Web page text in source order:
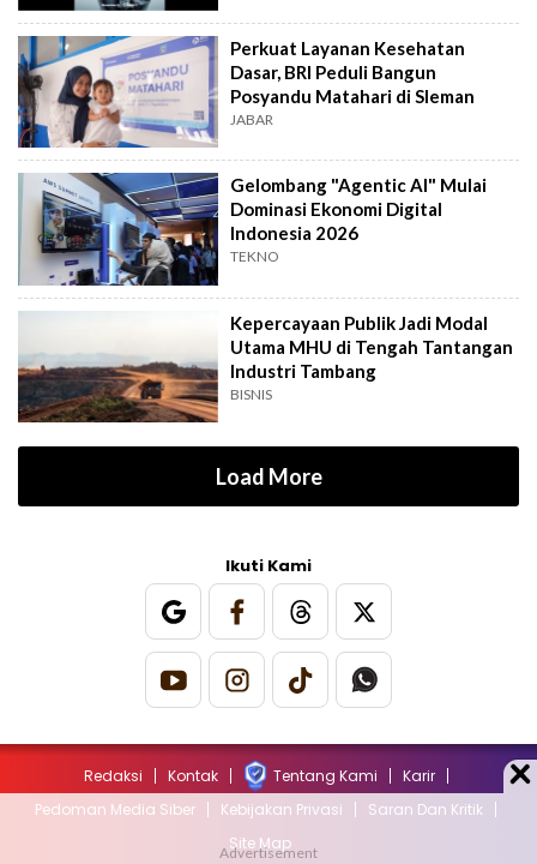
Perkuat Layanan Kesehatan
Dasar, BRI Peduli Bangun
Posyandu Matahari di Sleman
JABAR
Gelombang "Agentic AI" Mulai
Dominasi Ekonomi Digital
Indonesia 2026
TEKNO
Kepercayaan Publik Jadi Modal
Utama MHU di Tengah Tantangan
Industri Tambang
BISNIS
Load More
Ikuti Kami
Redaksi Kontak Tentang Kami
Karir
Pedoman Media Siber
Kebijakan Privasi
Saran Dan Kritik
Site Map